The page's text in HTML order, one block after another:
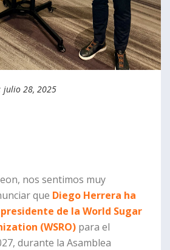
julio 28, 2025
nos sentimos muy
que Diego Herrera ha
de la World Sugar
(WSRO) para el
durante la Asamblea